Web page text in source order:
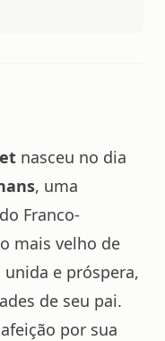
nasceu no dia
, uma
Franco-
mais velho de
e próspera,
de seu pai.
por sua